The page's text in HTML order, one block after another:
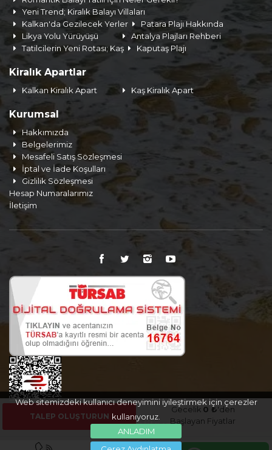
Yeni Trend; Kiralık Balayı Villaları
Kalkan'da Gezilecek Yerler
Patara Plajı Hakkında
Likya Yolu Yürüyüşü
Antalya Plajları Rehberi
Tatilcilerin Yeni Rotası; Kaş
Kaputaş Plajı
Kiralık Apartlar
Kalkan Kiralık Apart Kaş Kiralık Apart
Kurumsal
Hakkımızda
Belgelerimiz
Mesafeli Satış Sözleşmesi
İptal ve İade Koşulları
Gizlilik Sözleşmesi
Hesap Numaralarımız
İletişim
Web sitemizdeki kullanıcı deneyimini iyileştirmek için çerezler
kullanıyoruz.
ANLADIM
TALEP OLUŞTURUN
Gecelik 0 ₺'den
Başlayan Fiyatlar